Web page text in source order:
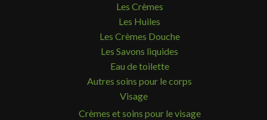
Les Crèmes
Les Huiles
Les Crèmes Douche
Les Savons liquides
Eau de toilette
Autres soins pour le corps
Visage
Crèmes et soins pour le visage